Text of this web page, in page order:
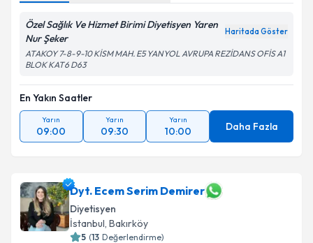
Özel Sağlık Ve Hizmet Birimi Diyetisyen Yaren
Nur Şeker
Haritada Göster
ATAKOY 7-8-9-10 KİSM MAH. E5 YANYOL AVRUPA REZİDANS OFİS A1
BLOK KAT6 D63
En Yakın Saatler
Yarın
09:00
Yarın
09:30
Yarın
10:00 Daha Fazla
Dyt. Ecem Serim Demirer
Diyetisyen
İstanbul, Bakırköy
5 (13 Değerlendirme)